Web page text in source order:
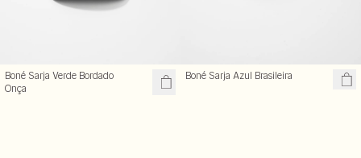
Boné Sarja Verde Bordado
Onça
Boné Sarja Azul Brasileira